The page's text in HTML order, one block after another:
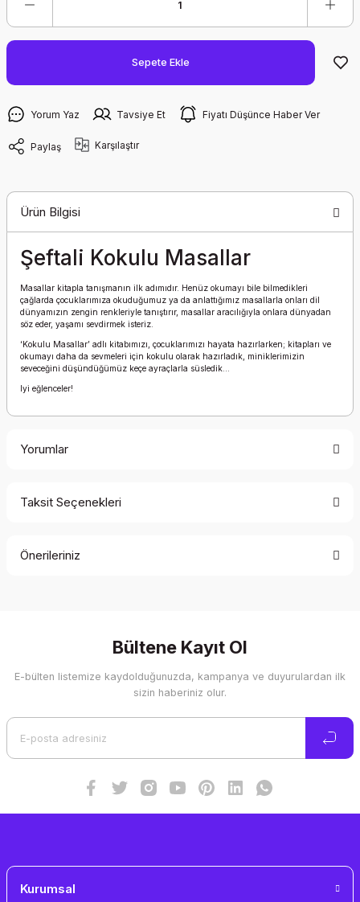
Sepete Ekle
Yorum Yaz Tavsiye Et Fiyatı Düşünce Haber Ver
Paylaş Karşılaştır
Ürün Bilgisi
Şeftali Kokulu Masallar
Masallar kitapla tanışmanın ilk adımıdır. Henüz okumayı bile bilmedikleri
çağlarda çocuklarımıza okuduğumuz ya da anlattığımız masallarla onları dil
dünyamızın zengin renkleriyle tanıştırır, masallar aracılığıyla onlara dünyadan
söz eder, yaşamı sevdirmek isteriz.
‘Kokulu Masallar’ adlı kitabımızı, çocuklarımızı hayata hazırlarken; kitapları ve
okumayı daha da sevmeleri için kokulu olarak hazırladık, miniklerimizin
seveceğini düşündüğümüz keçe ayraçlarla süsledik…
Iyi eğlenceler!
Yorumlar
Taksit Seçenekleri
Önerileriniz
Görüş ve önerileriniz için teşekkür ederiz.
Ürün resmi kalitesiz, bozuk veya görüntülenemiyor.
Bültene Kayıt Ol
E-bülten listemize kaydolduğunuzda, kampanya ve duyurulardan ilk
sizin haberiniz olur.
Kurumsal